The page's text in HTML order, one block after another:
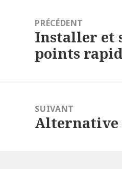
l’article
PRÉCÉDENT
Article
précédent :
Installer et
points
SUIVANT
Article
Alternative